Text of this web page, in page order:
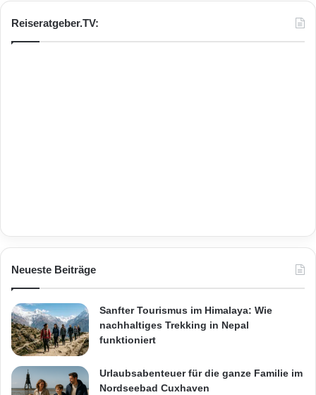
Reiseratgeber.TV:
Neueste Beiträge
Sanfter Tourismus im Himalaya: Wie
nachhaltiges Trekking in Nepal
funktioniert
Urlaubsabenteuer für die ganze Familie im
Nordseebad Cuxhaven